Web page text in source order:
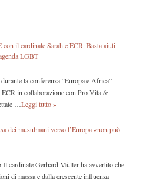
il cardinale Sarah e ECR: Basta aiuti
LGBT
la conferenza “Europa e Africa”
in collaborazione con Pro Vita &
… Leggi tutto »
dei musulmani verso l’Europa «non può
cardinale Gerhard Müller ha avvertito che
di massa e dalla crescente influenza